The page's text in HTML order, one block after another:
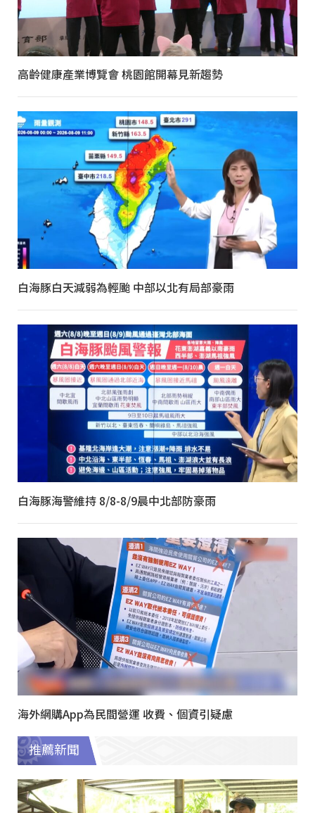
高齡健康產業博覽會 桃園館開幕見新趨勢
白海豚白天減弱為輕颱 中部以北有局部豪雨
白海豚海警維持 8/8-8/9晨中北部防豪雨
海外網購App為民間營運 收費、個資引疑慮
推薦新聞